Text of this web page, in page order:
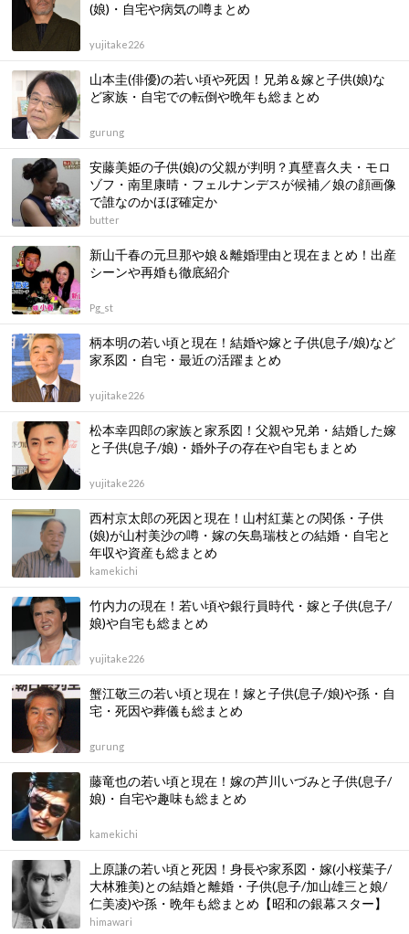
(娘)・自宅や病気の噂まとめ
yujitake226
山本圭(俳優)の若い頃や死因！兄弟＆嫁と子供(娘)な
ど家族・自宅での転倒や晩年も総まとめ
gurung
安藤美姫の子供(娘)の父親が判明？真壁喜久夫・モロ
ゾフ・南里康晴・フェルナンデスが候補／娘の顔画像
で誰なのかほぼ確定か
butter
新山千春の元旦那や娘＆離婚理由と現在まとめ！出産
シーンや再婚も徹底紹介
Pg_st
柄本明の若い頃と現在！結婚や嫁と子供(息子/娘)など
家系図・自宅・最近の活躍まとめ
yujitake226
松本幸四郎の家族と家系図！父親や兄弟・結婚した嫁
と子供(息子/娘)・婚外子の存在や自宅もまとめ
yujitake226
西村京太郎の死因と現在！山村紅葉との関係・子供
(娘)が山村美沙の噂・嫁の矢島瑞枝との結婚・自宅と
年収や資産も総まとめ
kamekichi
竹内力の現在！若い頃や銀行員時代・嫁と子供(息子/
娘)や自宅も総まとめ
yujitake226
蟹江敬三の若い頃と現在！嫁と子供(息子/娘)や孫・自
宅・死因や葬儀も総まとめ
gurung
藤竜也の若い頃と現在！嫁の芦川いづみと子供(息子/
娘)・自宅や趣味も総まとめ
kamekichi
上原謙の若い頃と死因！身長や家系図・嫁(小桜葉子/
大林雅美)との結婚と離婚・子供(息子/加山雄三と娘/
仁美凌)や孫・晩年も総まとめ【昭和の銀幕スター】
himawari